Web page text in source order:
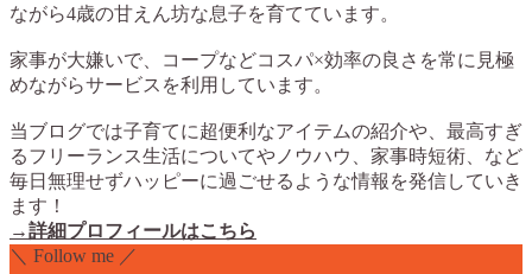
ながら4歳の甘えん坊な息子を育てています。
家事が大嫌いで、コープなどコスパ×効率の良さを常に見極
めながらサービスを利用しています。
当ブログでは子育てに超便利なアイテムの紹介や、最高すぎ
るフリーランス生活についてやノウハウ、家事時短術、など
毎日無理せずハッピーに過ごせるような情報を発信していき
ます！
→詳細プロフィールはこちら
＼ Follow me ／